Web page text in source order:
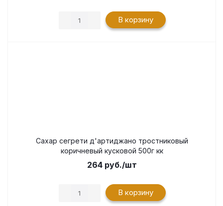
В корзину
Сахар сегрети д'артиджано тростниковый
коричневый кусковой 500г кк
264 руб./шт
В корзину